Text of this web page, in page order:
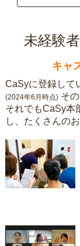
未経験
キャ
CaSyに登録して
(2024年6月時点) そ
それでもCaSy本
し、たくさんの